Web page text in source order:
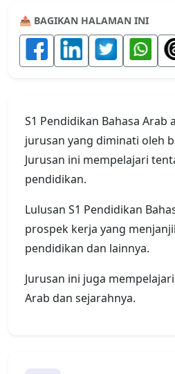
📤 BAGIKAN HALAMAN INI
S1 Pendidikan Bahasa Arab
jurusan yang diminati oleh
Jurusan ini mempelajari
pendidikan.
Lulusan S1 Pendidikan
prospek kerja yang
pendidikan dan lainnya.
Jurusan ini juga
Arab dan sejarahnya.